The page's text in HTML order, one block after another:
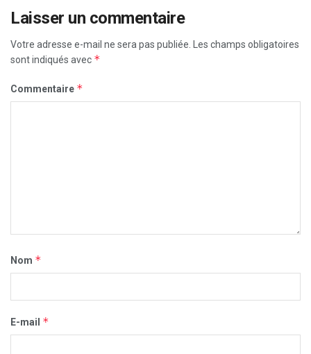
Laisser un commentaire
Votre adresse e-mail ne sera pas publiée. Les champs obligatoires
sont indiqués avec *
Commentaire *
Nom *
E-mail *